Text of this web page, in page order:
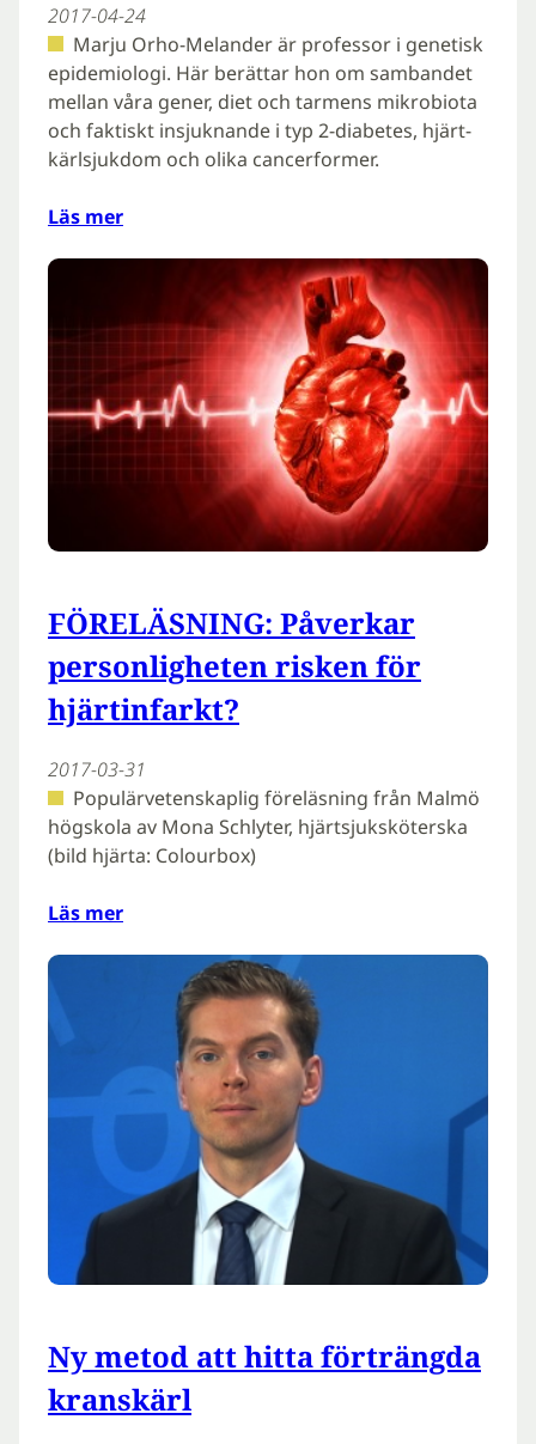
2017-04-24
Marju Orho-Melander är professor i genetisk
epidemiologi. Här berättar hon om sambandet
mellan våra gener, diet och tarmens mikrobiota
och faktiskt insjuknande i typ 2-diabetes, hjärt-
kärlsjukdom och olika cancerformer.
Läs mer
FÖRELÄSNING: Påverkar
personligheten risken för
hjärtinfarkt?
2017-03-31
Populärvetenskaplig föreläsning från Malmö
högskola av Mona Schlyter, hjärtsjuksköterska
(bild hjärta: Colourbox)
Läs mer
Ny metod att hitta förträngda
kranskärl